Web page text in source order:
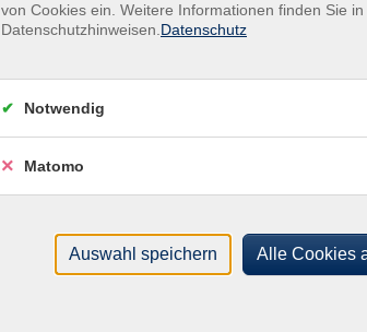
von Cookies ein. Weitere Informationen finden Sie
Datenschutzhinweisen. Datenschutz
Notwendig
Matomo
Auswahl speichern Alle Cookies